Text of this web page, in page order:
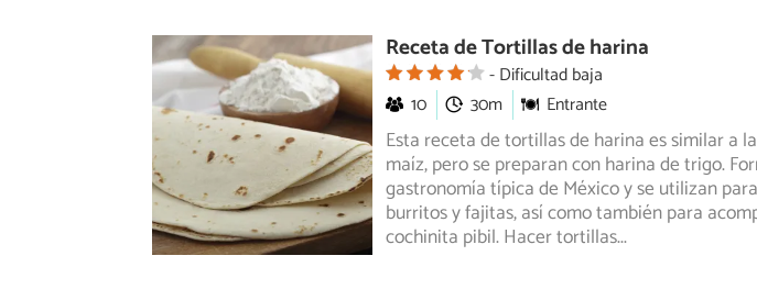
Receta de Tortillas de harina
Dificultad baja
10
30m Entrante
Esta receta de tortillas de harina es similar a
maíz, pero se preparan con harina de trigo.
gastronomíatípica de México y se utilizan
burritos y fajitas, así como también para
cochinita pibil. Hacer tortillas...